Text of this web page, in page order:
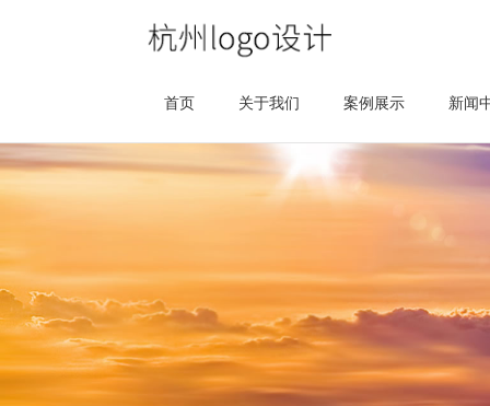
首页 关于我们 案例展示 新闻